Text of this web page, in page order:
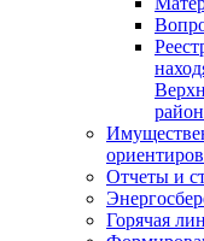
Отчеты и
Горячая